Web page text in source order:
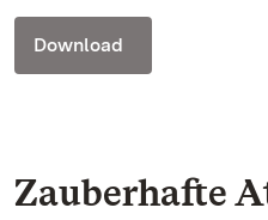
Download
Zauberhafte